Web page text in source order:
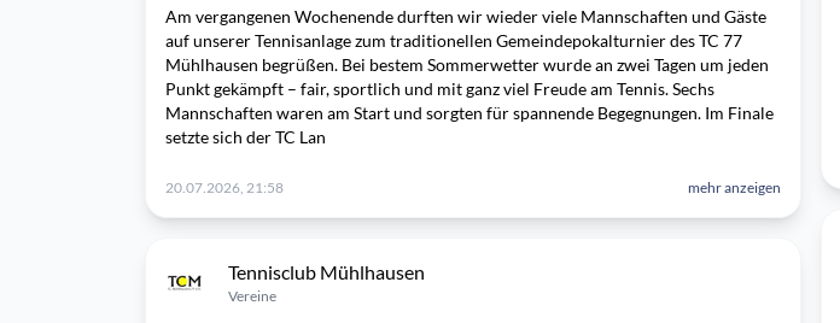
Am vergangenen Wochenende durften wir wieder viele Mannschaften und Gäste
auf unserer Tennisanlage zum traditionellen Gemeindepokalturnier des TC 77
Mühlhausen begrüßen. Bei bestem Sommerwetter wurde an zwei Tagen um jeden
Punkt gekämpft – fair, sportlich und mit ganz viel Freude am Tennis. Sechs
Mannschaften waren am Start und sorgten für spannende Begegnungen. Im Finale
setzte sich der TC Lan
20.07.2026, 21:58 mehr anzeigen
Tennisclub Mühlhausen
Vereine